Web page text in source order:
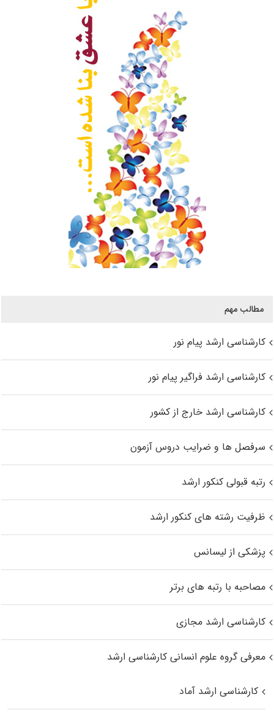
مطالب مهم
کارشناسی ارشد پیام نور
کارشناسی ارشد فراگیر پیام نور
کارشناسی ارشد خارج از کشور
سرفصل ها و ضرایب دروس آزمون
رتبه قبولی کنکور ارشد
ظرفیت رشته های کنکور ارشد
پزشکی از لیسانس
مصاحبه با رتبه های برتر
کارشناسی ارشد مجازی
معرفی گروه علوم انسانی کارشناسی ارشد
کارشناسی ارشد آماد